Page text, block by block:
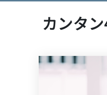
カンタ